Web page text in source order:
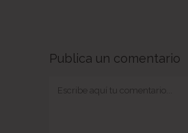
Publica un comentario